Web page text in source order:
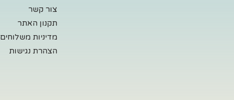
צור קשר
תקנון האתר
מדיניות משלוחים
הצהרת נגישות